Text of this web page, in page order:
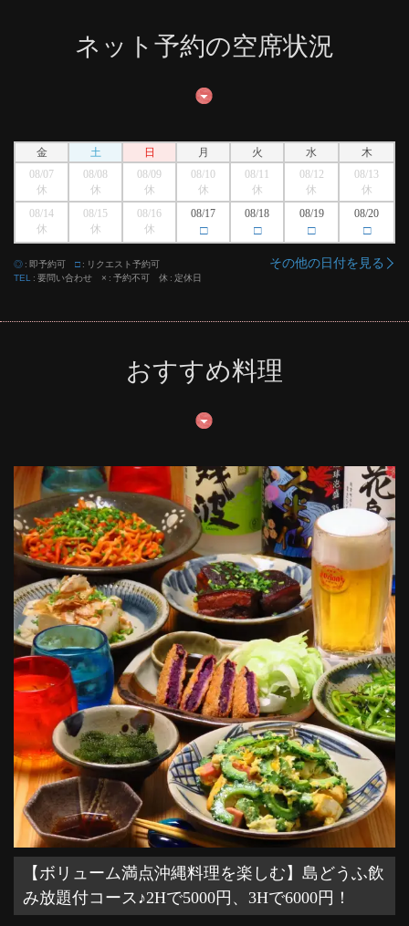
ネット予約の空席状況
金 土 日 月 火 水
木
08/07
休
08/08
休
08/09
休
08/10
休
08/11
休
08/12
休
08/13
休
08/14
休
08/15
休
08/16
休
08/17
□
08/18
□
08/19
□
08/20
□
◎ 即予約可 □
リクエスト予約可
TEL
要問い合わせ × 予約不可 休 定休日
その他の日付を見る
おすすめ料理
【ボリューム満点沖縄料理を楽しむ】島どうふ飲
み放題付コース♪2Hで5000円、3Hで6000円！